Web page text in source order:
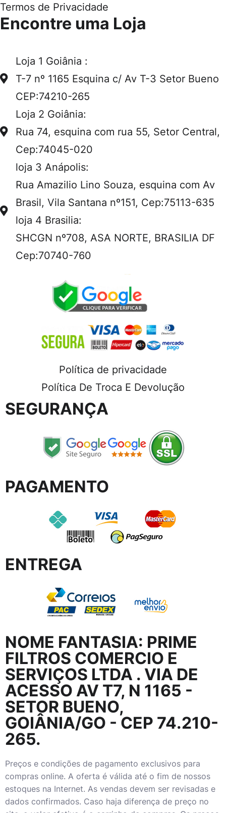
Termos de Privacidade
Encontre uma Loja
Loja 1 Goiânia :
T-7 nº 1165 Esquina c/ Av T-3 Setor Bueno
CEP:74210-265
Loja 2 Goiânia:
Rua 74, esquina com rua 55, Setor Central,
Cep:74045-020
loja 3 Anápolis:
Rua Amazilio Lino Souza, esquina com Av
Brasil, Vila Santana nº151, Cep:75113-635
loja 4 Brasilia:
SHCGN nº708, ASA NORTE, BRASILIA DF
Cep:70740-760
Política de privacidade
Política De Troca E Devolução
SEGURANÇA
PAGAMENTO
ENTREGA
NOME FANTASIA: PRIME
FILTROS COMERCIO E
SERVIÇOS LTDA . VIA DE
ACESSO AV T7, N 1165 -
SETOR BUENO,
GOIÂNIA/GO - CEP 74.210-
265.
Preços e condições de pagamento exclusivos para
compras online. A oferta é válida até o fim de nossos
estoques na Internet. As vendas devem ser revisadas e
dados confirmados. Caso haja diferença de preço no